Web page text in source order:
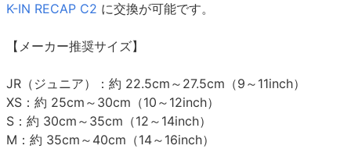
K-IN RECAP C2 に交換が可能です。
【メーカー推奨サイズ】
JR（ジュニア）：約 22.5cm～27.5cm（9～11inch）
XS：約 25cm～30cm（10～12inch）
S：約 30cm～35cm（12～14inch）
M：約 35cm～40cm（14～16inch）